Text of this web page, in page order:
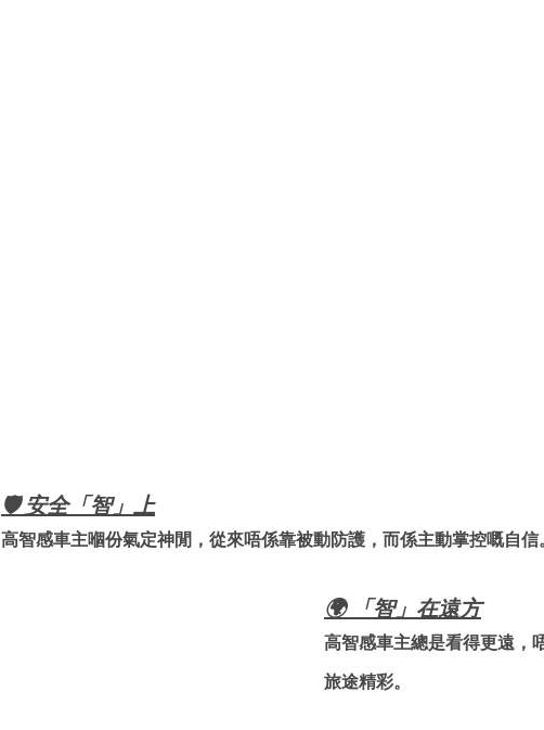
🛡️ 安全「智」上
高智感車主嗰份氣定神閒，從來唔係靠被動防護，而係主動掌控嘅自信
🌍 「智」在遠方
高智感車主總是看得更遠，
旅途精彩。